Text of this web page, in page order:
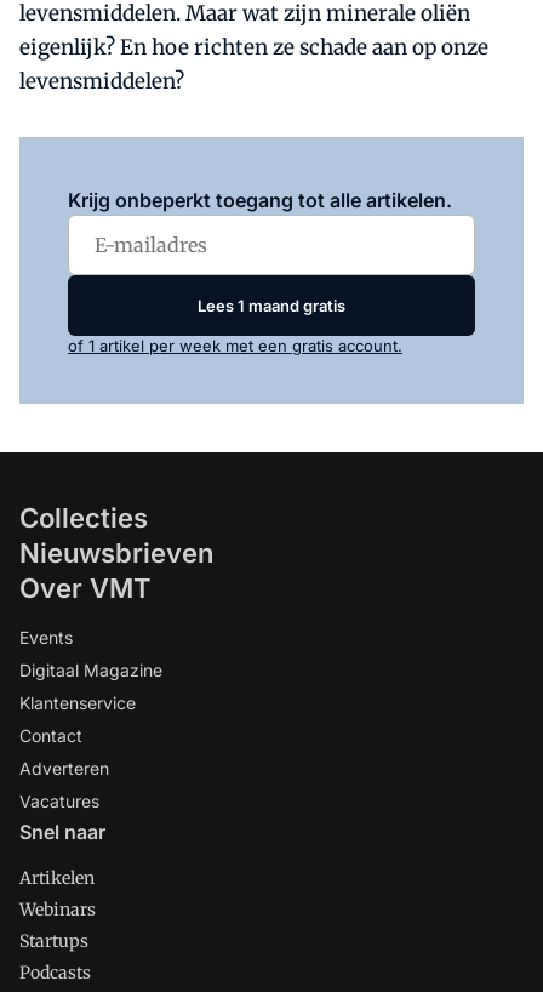
levensmiddelen. Maar wat zijn minerale oliën
eigenlijk? En hoe richten ze schade aan op onze
levensmiddelen?
Krijg onbeperkt toegang tot alle artikelen.
Lees 1 maand gratis
of 1 artikel per week met een gratis account.
Collecties
Nieuwsbrieven
Over VMT
Events
Digitaal Magazine
Klantenservice
Contact
Adverteren
Vacatures
Snel naar
Artikelen
Webinars
Startups
Podcasts